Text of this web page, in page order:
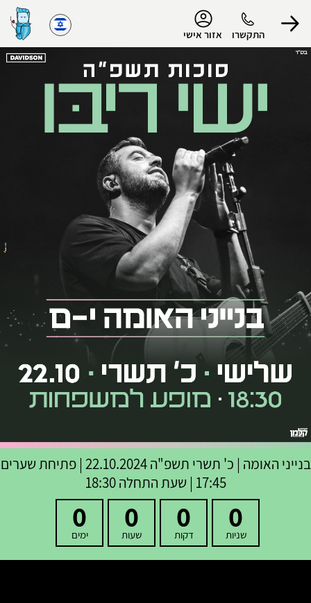
התקשרו אזור אישי
הפרופיל שלי
התנתק
בנייני האומה | כ' תשרי תשפ"ה
22.10.2024 | פתיחת שערים
17:45 | שעת התחלה 18:30
0
שניות
0
דקות
0
שעות
0
ימים